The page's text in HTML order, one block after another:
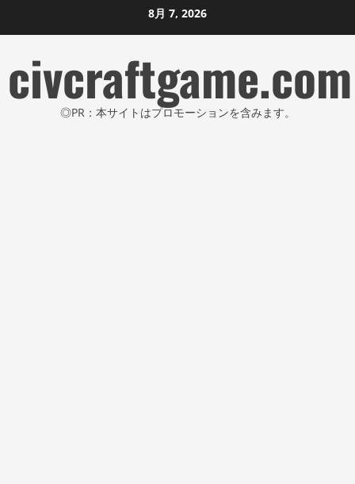
ン
ン
ツ
8月 7, 2026
civcraftgame.com
◎PR：本サイトはプロモーションを含みます。